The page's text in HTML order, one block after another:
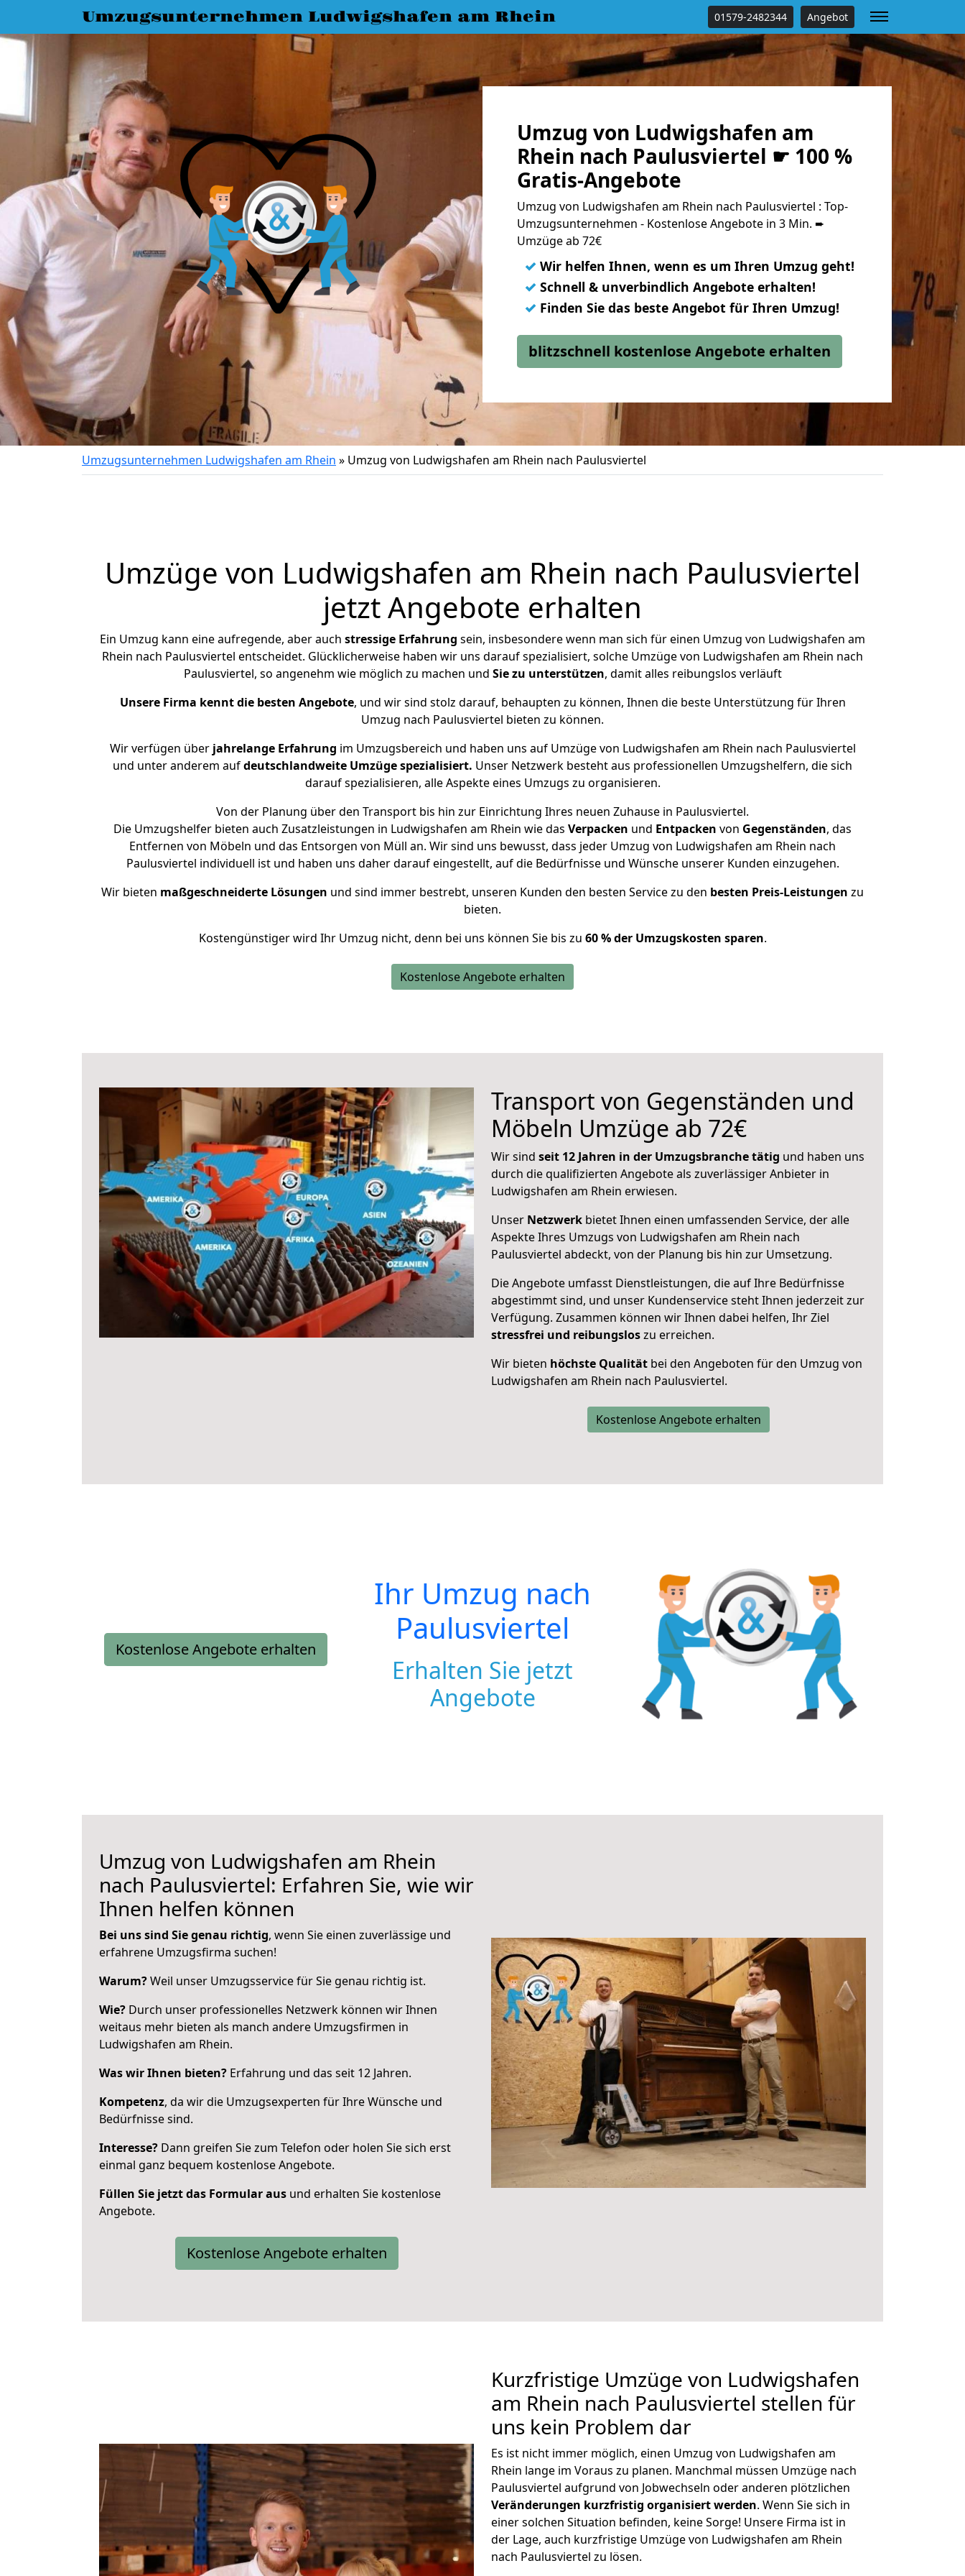
Umzugsunternehmen Ludwigshafen am Rhein 01579-2482344 Angebot
Umzug von Ludwigshafen am
Rhein nach Paulusviertel ☛ 100 %
Gratis-Angebote
Umzug von Ludwigshafen am Rhein nach Paulusviertel : Top-
Umzugsunternehmen - Kostenlose Angebote in 3 Min. ➨
Umzüge ab 72€
✓ Wir helfen Ihnen, wenn es um Ihren Umzug geht!
✓ Schnell & unverbindlich Angebote erhalten!
✓ Finden Sie das beste Angebot für Ihren Umzug!
blitzschnell kostenlose Angebote erhalten
Umzugsunternehmen Ludwigshafen am Rhein » Umzug von Ludwigshafen am Rhein nach Paulusviertel
Umzüge von Ludwigshafen am Rhein nach Paulusviertel
jetzt Angebote erhalten
Ein Umzug kann eine aufregende, aber auch stressige Erfahrung sein, insbesondere wenn man sich für einen Umzug von Ludwigshafen am
Rhein nach Paulusviertel entscheidet. Glücklicherweise haben wir uns darauf spezialisiert, solche Umzüge von Ludwigshafen am Rhein nach
Paulusviertel, so angenehm wie möglich zu machen und Sie zu unterstützen, damit alles reibungslos verläuft
Unsere Firma kennt die besten Angebote, und wir sind stolz darauf, behaupten zu können, Ihnen die beste Unterstützung für Ihren
Umzug nach Paulusviertel bieten zu können.
Wir verfügen überjahrelange Erfahrung im Umzugsbereich und haben uns auf Umzüge von Ludwigshafen am Rhein nach Paulusviertel
und unter anderem aufdeutschlandweite Umzüge spezialisiert. Unser Netzwerk besteht aus professionellen Umzugshelfern, die sich
darauf spezialisieren, alle Aspekte eines Umzugs zu organisieren.
Von der Planung über den Transport bis hin zur Einrichtung Ihres neuen Zuhause in Paulusviertel.
Die Umzugshelfer bieten auch Zusatzleistungen in Ludwigshafen am Rhein wie das Verpacken und Entpacken von Gegenständen, das
Entfernen von Möbeln und das Entsorgen von Müll an. Wir sind uns bewusst, dass jeder Umzug von Ludwigshafen am Rhein nach
Paulusviertel individuell ist und haben uns daher darauf eingestellt, auf die Bedürfnisse und Wünsche unserer Kunden einzugehen.
Wir bieten maßgeschneiderte Lösungen und sind immer bestrebt, unseren Kunden den besten Service zu den besten Preis-Leistungen zu
bieten.
Kostengünstiger wird Ihr Umzug nicht, denn bei uns können Sie bis zu 60 % der Umzugskosten sparen.
Kostenlose Angebote erhalten
Transport von Gegenständen und
Möbeln Umzüge ab 72€
Wir sind seit 12 Jahren in der Umzugsbranche tätig und haben uns
durch die qualifizierten Angebote als zuverlässiger Anbieter in
Ludwigshafen am Rhein erwiesen.
Unser Netzwerk bietet Ihnen einen umfassenden Service, der alle
Aspekte Ihres Umzugs von Ludwigshafen am Rhein nach
Paulusviertel abdeckt, von der Planung bis hin zur Umsetzung.
Die Angebote umfasst Dienstleistungen, die auf Ihre Bedürfnisse
abgestimmt sind, und unser Kundenservice steht Ihnen jederzeit zur
Verfügung. Zusammen können wir Ihnen dabei helfen, Ihr Ziel
stressfrei und reibungsloszu erreichen.
Wir bieten höchste Qualität bei den Angeboten für den Umzug von
Ludwigshafen am Rhein nach Paulusviertel.
Kostenlose Angebote erhalten
Kostenlose Angebote erhalten
Ihr Umzug nach
Paulusviertel
Erhalten Sie jetzt
Angebote
Umzug von Ludwigshafen am Rhein
nach Paulusviertel: Erfahren Sie, wie wir
Ihnen helfen können
Bei uns sind Sie genau richtig, wenn Sie einen zuverlässige und
erfahrene Umzugsfirma suchen!
Warum?Weil unser Umzugsservice für Sie genau richtig ist.
Wie? Durch unser professionelles Netzwerk können wir Ihnen
weitaus mehr bieten als manch andere Umzugsfirmen in
Ludwigshafen am Rhein.
Was wir Ihnen bieten? Erfahrung und das seit 12 Jahren.
Kompetenz, da wir die Umzugsexperten für Ihre Wünsche und
Bedürfnisse sind.
Interesse? Dann greifen Sie zum Telefon oder holen Sie sich erst
einmal ganz bequem kostenlose Angebote.
Füllen Sie jetzt das Formular aus und erhalten Sie kostenlose
Angebote.
Kostenlose Angebote erhalten
Kurzfristige Umzüge von Ludwigshafen
am Rhein nach Paulusviertel stellen für
uns kein Problem dar
Es ist nicht immer möglich, einen Umzug von Ludwigshafen am
Rhein lange im Voraus zu planen. Manchmal müssen Umzüge nach
Paulusviertel aufgrund von Jobwechseln oder anderen plötzlichen
Veränderungen kurzfristig organisiert werden. Wenn Sie sich in
einer solchen Situation befinden, keine Sorge! Unsere Firma ist in
der Lage, auch kurzfristige Umzüge von Ludwigshafen am Rhein
nach Paulusviertel zu lösen.